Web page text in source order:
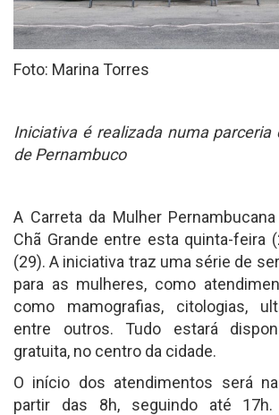
Foto: Marina Torres
Iniciativa é realizada numa parceria
de Pernambuco
A Carreta da Mulher
Chã Grande entre esta quinta-feira
(29). A iniciativa traz uma série de
para as mulheres, como
como mamografias, citologias,
entre outros. Tudo estará
gratuita, no centro da cidade.
O início dos atendimentos será
partir das 8h, seguindo até